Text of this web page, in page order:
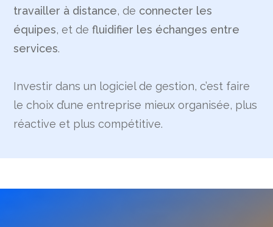
travailler à distance, de connecter les
équipes, et de fluidifier les échanges entre
services.
Investir dans un logiciel de gestion, c’est faire
le choix d’une entreprise mieux organisée, plus
réactive et plus compétitive.